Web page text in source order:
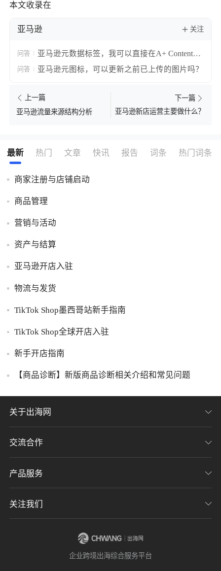
本文收录在
亚马逊 关注
问答
亚马逊元数据标签，我可以直接在A+ Content
Manager中标记图片，而不在上传前标记文件
问答 亚马逊元图标，可以更新之前已上传的图片吗？
上一篇
亚马逊流量来源结构分析
下一篇
亚马逊新店运营主要做什么？
最新 热门 文章 快讯 报告 词条 热门词条
商家注册与店铺启动
商品管理
营销与活动
资产与结算
亚马逊开店入驻
物流与发货
TikTok Shop墨西哥站新手指南
TikTok Shop全球开店入驻
新手开店指南
【商品诊断】新版商品诊断相关介绍和常见问题
关于出海网
关于我们
加入我们
隐私协议
交流合作
联系我们
意见反馈
产品服务
CHWE全球跨境电商展
关注我们
企业跨境出海综合服务平台